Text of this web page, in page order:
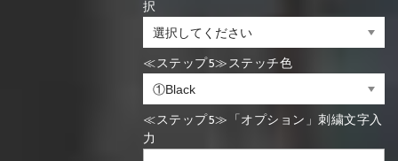
択
≪ステップ5≫ステッチ色
≪ステップ5≫「オプション」刺繍文字入
力